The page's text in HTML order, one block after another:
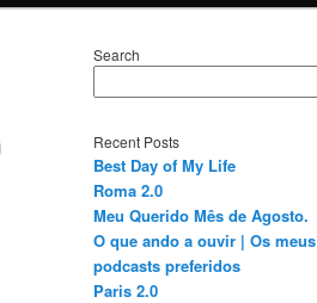
Search
Recent Posts
Best Day of My Life
Roma 2.0
Meu Querido Mês de Agosto.
O que ando a ouvir | Os meus
podcasts preferidos
Paris 2.0